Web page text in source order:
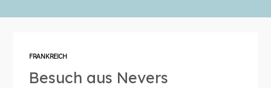
FRANKREICH
Besuch aus Nevers